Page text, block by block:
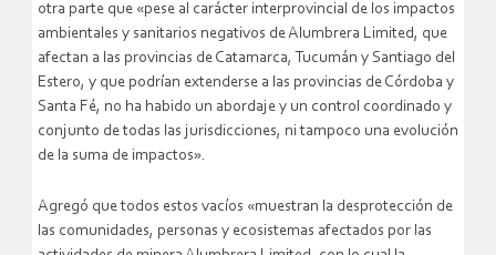
otra parte que «pese al carácter interprovincial de los impactos
ambientales y sanitarios negativos de Alumbrera Limited, que
afectan a las provincias de Catamarca, Tucumán y Santiago del
Estero, y que podrían extenderse a las provincias de Córdoba y
Santa Fé, no ha habido un abordaje y un control coordinado y
conjunto de todas las jurisdicciones, ni tampoco una evolución
de la suma de impactos».
Agregó que todos estos vacíos «muestran la desprotección de
las comunidades, personas y ecosistemas afectados por las